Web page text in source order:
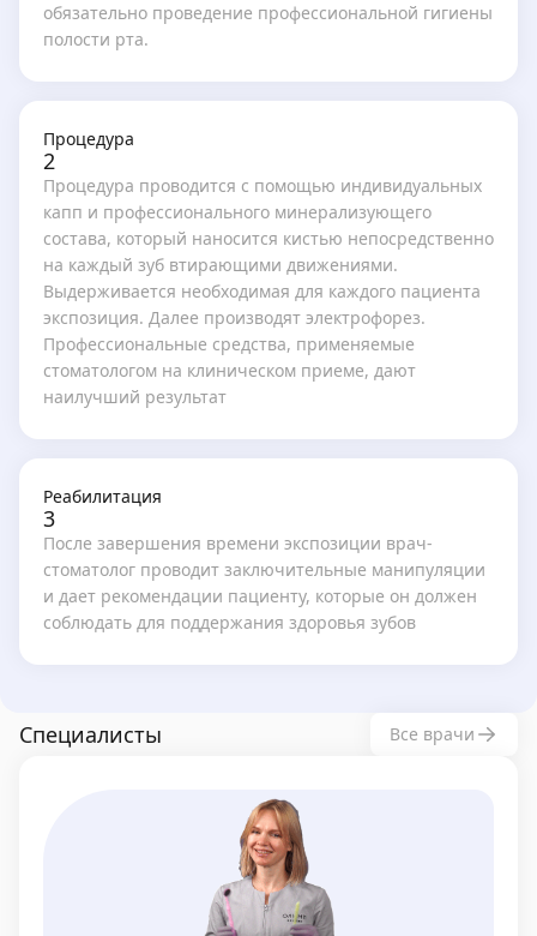
обязательно проведение профессиональной гигиены
полости рта.
Процедура
2
Процедура проводится с помощью индивидуальных
капп и профессионального минерализующего
состава, который наносится кистью непосредственно
на каждый зуб втирающими движениями.
Выдерживается необходимая для каждого пациента
экспозиция. Далее производят электрофорез.
Профессиональные средства, применяемые
стоматологом на клиническом приеме, дают
наилучший результат
Реабилитация
3
После завершения времени экспозиции врач-
стоматолог проводит заключительные манипуляции
и дает рекомендации пациенту, которые он должен
соблюдать для поддержания здоровья зубов
Специалисты Все врачи